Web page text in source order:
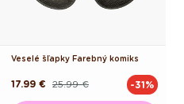
Veselé šľapky Farebný komiks
Pôvodná25.99 €
Akciová
17.99 € -31%